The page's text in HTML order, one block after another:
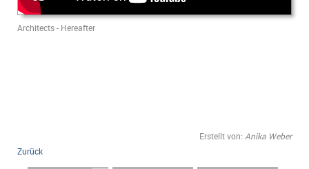
Architects - Hereafter
Erstellt von: Anika Weber
Zurück